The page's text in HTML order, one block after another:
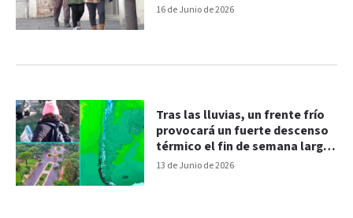
16 de Junio de 2026
13 de Junio de 2026
Tras las lluvias, un frente frío
provocará un fuerte descenso
térmico el fin de semana largo:
probabilidad de heladas